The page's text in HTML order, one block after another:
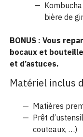
bière de
BONUS : Vous
bocaux et
et d’astuces.
Matériel inclus
Matières
Prêt
couteaux, …)